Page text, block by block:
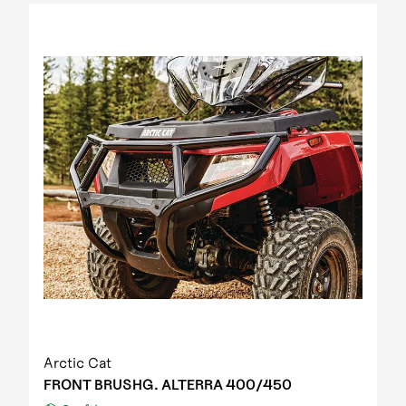
2012 TRV 1000 GT EFT IPM Print green metallic
update
2012 US mod. 700 TRV GT
2012 XC 450 EFT IPM black-green 01
2013 1000 XT EFT white met
2013 450 R EFT Homologated
2013 550 EFT black
2013 550 XT EFT emerald green met
2013 700 Diesel EFT marsh
2013 700 XT EFT steel blue met
2013 Prowler HDX
2013 TRV 550 EFT black
2013 TRV 550 XT EFT emerald green met
2013 TRV 700 XT EFT black met
Arctic Cat
FRONT BRUSHG. ALTERRA 400/450